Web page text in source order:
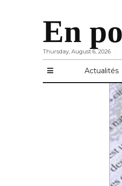
Thursday, August 6, 2026
En
Actualités